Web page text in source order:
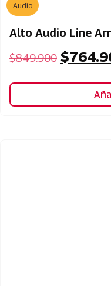
Audio
Alto Audio Line
$849.900 $